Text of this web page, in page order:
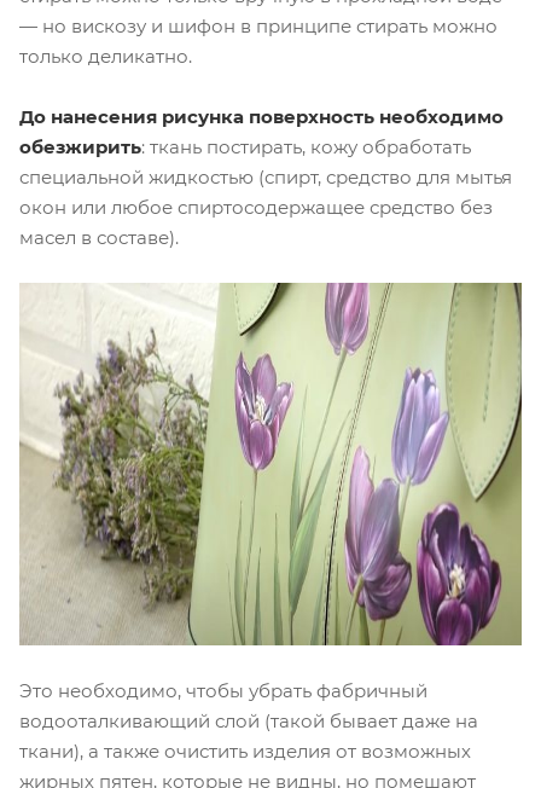
— но вискозу и шифон в принципе стирать можно
только деликатно.
До нанесения рисунка поверхность необходимо
обезжирить: ткань постирать, кожу обработать
специальной жидкостью (спирт, средство для мытья
окон или любое спиртосодержащее средство без
масел в составе).
Это необходимо, чтобы убрать фабричный
водооталкивающий слой (такой бывает даже на
ткани), а также очистить изделия от возможных
жирных пятен, которые не видны, но помешают